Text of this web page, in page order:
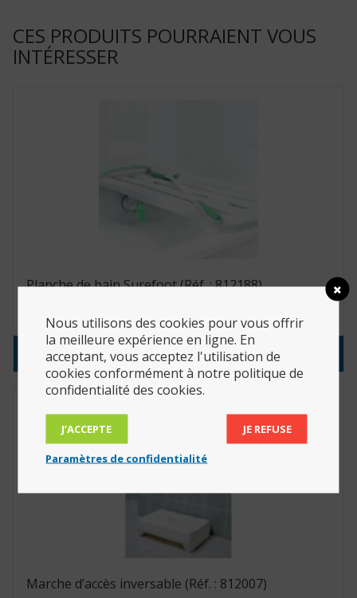
CES PRODUITS POURRAIENT VOUS
INTÉRESSER
Planche de bain Surefoot (Réf. : 812188)
62.15
Consulter le produit
Marche d’accès inversable (Réf. : 812007)
Nous utilisons des cookies pour vous offrir
la meilleure expérience en ligne. En
acceptant, vous acceptez l'utilisation de
cookies conformément à notre politique de
confidentialité des cookies.
J’ACCEPTE JE REFUSE
Paramètres de confidentialité